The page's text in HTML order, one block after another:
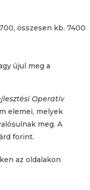
összesen kb. 7400
újul meg a
Operatív
elemei, melyek
meg. A
forint.
az oldalakon